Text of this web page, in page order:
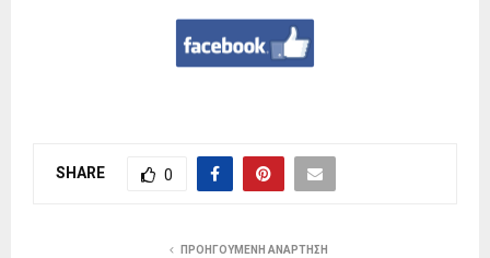
SHARE 0
ΠΡΟΗΓΟΎΜΕΝΗ ΑΝΆΡΤΗΣΗ